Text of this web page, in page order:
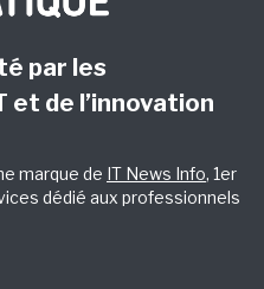
par les
et de l’innovation
marque de IT News Info, 1er
dédié aux professionnels